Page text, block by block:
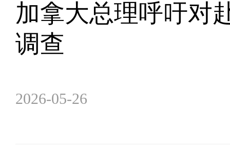
加拿大总理呼吁对
调查
2026-05-26